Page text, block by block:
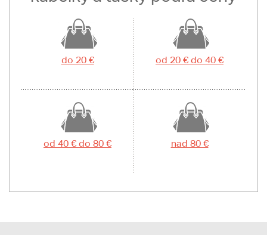
do 20 € od 20 € do 40 €
od 40 € do 80 € nad 80 €